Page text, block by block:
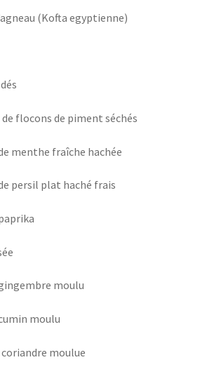
(Kofta egyptienne)
flocons de piment séchés
menthe fraîche hachée
persil plat haché frais
moulu
moulu
moulue